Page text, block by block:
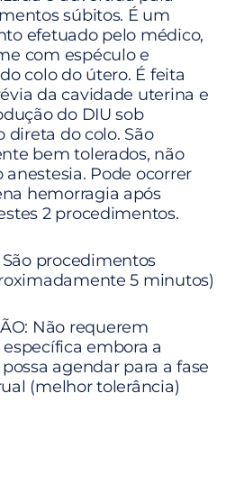
súbitos. É um
efetuado pelo médico,
com espéculo e
colo do útero. É feita
da cavidade uterina e
do DIU sob
direta do colo. São
bem tolerados, não
anestesia. Pode ocorrer
hemorragia após
2 procedimentos.
São procedimentos
5 minutos)
Não requerem
embora a
agendar para a fase
(melhor tolerância)